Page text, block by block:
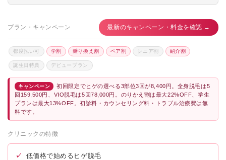
プラン・キャンペーン 最新のキャンペーン・料金を確認 →
都度払い可 学割 乗り換え割 ペア割 シニア割 紹介割
誕生日特典 デビュープラン
キャンペーン
初回限定でヒゲの選べる3部位3回が8,400円。全身脱毛は5
回159,500円、VIO脱毛は5回78,000円。のりかえ割は最大22%OFF、学生
プランは最大13%OFF。初診料・カウンセリング料・トラブル治療費は無
料です。
クリニックの特徴
✓ 低価格で始めるヒゲ脱毛